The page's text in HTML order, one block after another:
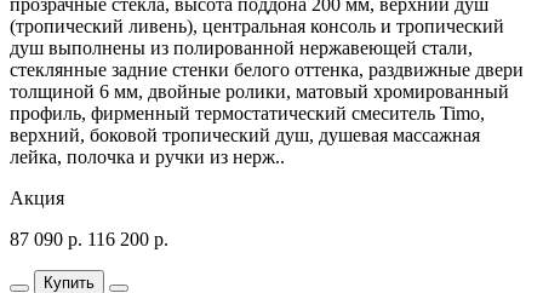
(тропический ливень), центральная консоль и тропический
душ выполнены из полированной нержавеющей стали,
стеклянные задние стенки белого оттенка, раздвижные двери
толщиной 6 мм, двойные ролики, матовый хромированный
профиль, фирменный термостатический смеситель Timo,
верхний, боковой тропический душ, душевая массажная
лейка, полочка и ручки из нерж..
Акция
87 090 р. 116 200 р.
Купить